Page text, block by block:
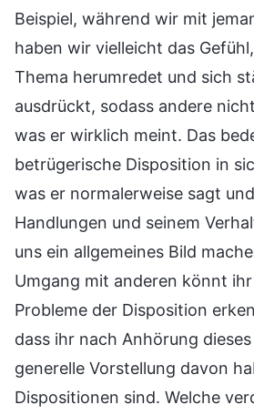
Beispiel, während wir mit
haben wir vielleicht das
Thema herumredet und sich
ausdrückt, sodass andere
was er wirklich meint. Das
betrügerische Disposition in
was er normalerweise sagt
Handlungen und seinem
uns ein allgemeines Bild
Umgang mit anderen könnt
Probleme der Disposition
dass ihr nach Anhörung
generelle Vorstellung davon
Dispositionen sind. Welche